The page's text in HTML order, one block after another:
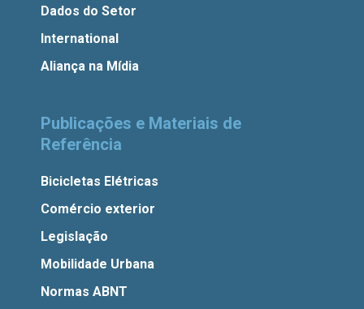
Dados do Setor
International
Aliança na Mídia
Publicações e Materiais de
Referência
Bicicletas Elétricas
Comércio exterior
Legislação
Mobilidade Urbana
Normas ABNT